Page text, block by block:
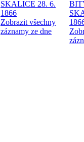
SKALICE 28. 6.
1866
Zobrazit všechny
záznamy ze dne